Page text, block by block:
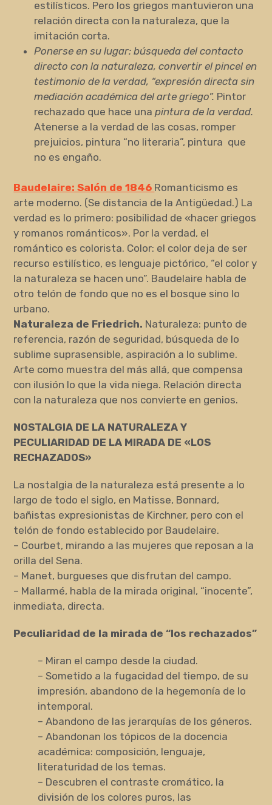
estilísticos. Pero los griegos mantuvieron una
relación directa con la naturaleza, que la
imitación corta.
Ponerse en su lugar: búsqueda del contacto
directo con la naturaleza, convertir el pincel en
testimonio de la verdad, “expresión directa sin
mediación académica del arte griego”. Pintor
rechazado que hace unapintura de la verdad.
Atenerse a la verdad de las cosas, romper
prejuicios, pintura “no literaria”, pintura que
no es engaño.
Baudelaire: Salón de 1846 Romanticismo es
arte moderno. (Se distancia de la Antigüedad.) La
verdad es lo primero: posibilidad de «hacer griegos
y romanos románticos». Por la verdad, el
romántico es colorista. Color: el color deja de ser
recurso estilístico, es lenguaje pictórico, “el color y
la naturaleza se hacen uno”. Baudelaire habla de
otro telón de fondo que no es el bosque sino lo
urbano.
Naturaleza de Friedrich. Naturaleza: punto de
referencia, razón de seguridad, búsqueda de lo
sublime suprasensible, aspiración a lo sublime.
Arte como muestra del más allá, que compensa
con ilusión lo que la vida niega. Relación directa
con la naturaleza que nos convierte en genios.
NOSTALGIA DE LA NATURALEZA Y
PECULIARIDAD DE LA MIRADA DE «LOS
RECHAZADOS»
La nostalgia de la naturaleza está presente a lo
largo de todo el siglo, en Matisse, Bonnard,
bañistas expresionistas de Kirchner, pero con el
telón de fondo establecido por Baudelaire.
– Courbet, mirando a las mujeres que reposan a la
orilla del Sena.
– Manet, burgueses que disfrutan del campo.
– Mallarmé, habla de la mirada original, “inocente”,
inmediata, directa.
Peculiaridad de la mirada de “los rechazados”
– Miran el campo desde la ciudad.
– Sometido a la fugacidad del tiempo, de su
impresión, abandono de la hegemonía de lo
intemporal.
– Abandono de las jerarquías de los géneros.
– Abandonan los tópicos de la docencia
académica: composición, lenguaje,
literaturidad de los temas.
– Descubren el contraste cromático, la
división de los colores puros, las